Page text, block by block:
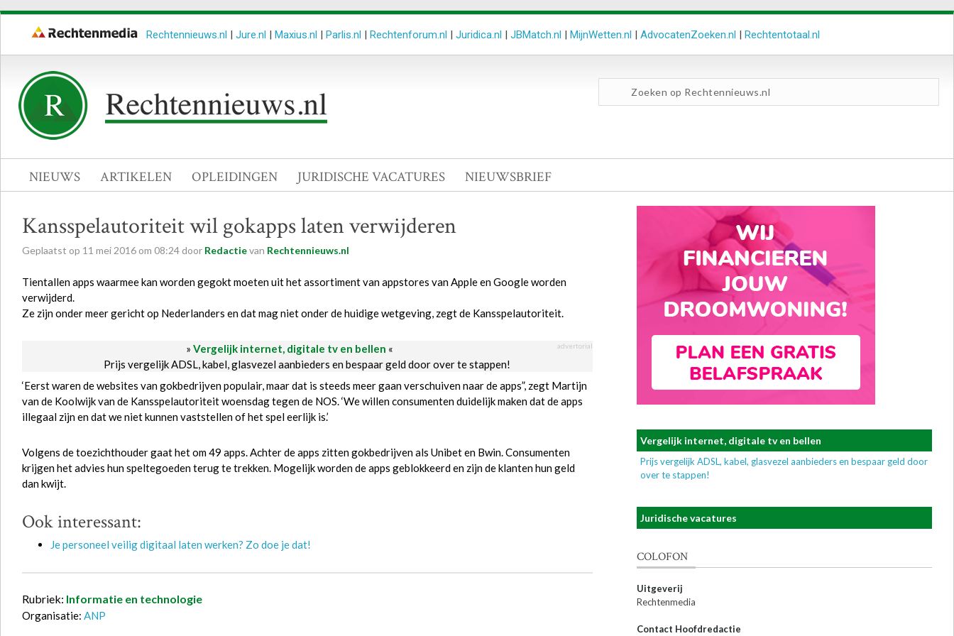
Rechtennieuws.nl | Jure.nl | Maxius.nl | Parlis.nl | Rechtenforum.nl | Juridica.nl | JBMatch.nl | MijnWetten.nl | AdvocatenZoeken.nl | Rechtentotaal.nl
NIEUWS ARTIKELEN OPLEIDINGEN JURIDISCHE VACATURES NIEUWSBRIEF
Kansspelautoriteit wil gokapps laten verwijderen
Geplaatst op 11 mei 2016 om 08:24 door Redactievan Rechtennieuws.nl
Tientallen apps waarmee kan worden gegokt moeten uit het assortiment van appstores van Apple en Google worden
verwijderd.
Ze zijn onder meer gericht op Nederlanders en dat mag niet onder de huidige wetgeving, zegt de Kansspelautoriteit.
» Vergelijk internet, digitale tv en bellen « advertorial
Prijs vergelijk ADSL, kabel, glasvezel aanbieders en bespaar geld door over te stappen!
‘Eerst waren de websites van gokbedrijven populair, maar dat is steeds meer gaan verschuiven naar de apps”, zegt Martijn
van de Koolwijk van de Kansspelautoriteit woensdag tegen de NOS. ‘We willen consumenten duidelijk maken dat de apps
illegaal zijn en dat we niet kunnen vaststellen of het spel eerlijk is.’
Volgens de toezichthouder gaat het om 49 apps. Achter de apps zitten gokbedrijven als Unibet en Bwin. Consumenten
krijgen het advies hun speltegoeden terug te trekken. Mogelijk worden de apps geblokkeerd en zijn de klanten hun geld
dan kwijt.
Ook interessant:
Je personeel veilig digitaal laten werken? Zo doe je dat!
Rubriek: Informatie en technologie
Organisatie: ANP
Vergelijk internet, digitale tv en bellen
Prijs vergelijk ADSL, kabel, glasvezel aanbieders en bespaar geld door
over te stappen!
Juridische vacatures
COLOFON
Uitgeverij
Rechtenmedia
Contact Hoofdredactie